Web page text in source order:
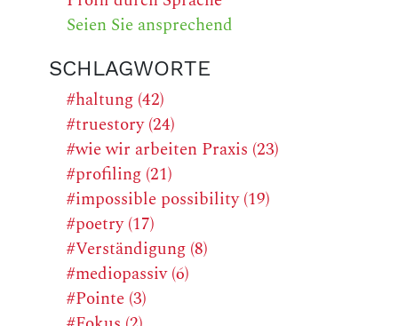
Seien Sie ansprechend
SCHLAGWORTE
#haltung (42)
#truestory (24)
#wie wir arbeiten Praxis (23)
#profiling (21)
#impossible possibility (19)
#poetry (17)
#Verständigung (8)
#mediopassiv (6)
#Pointe (3)